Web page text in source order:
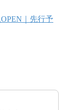
｜先行予